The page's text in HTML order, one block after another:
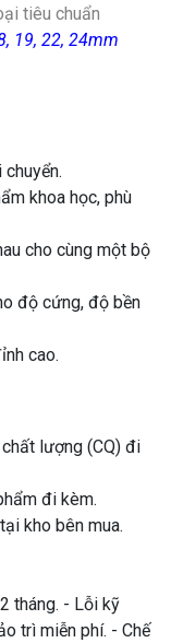
tiêu chuẩn
19, 22, 24mm
khoa học, phù
cho cùng một bộ
độ cứng, độ bền
cao.
lượng (CQ) đi
đi kèm.
kho bên mua.
tháng. - Lỗi kỹ
trì miễn phí. - Chế